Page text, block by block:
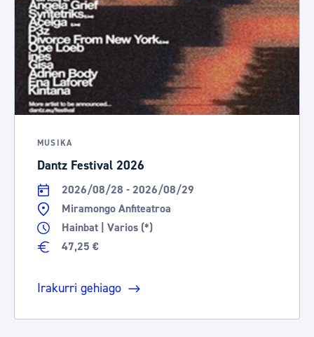
MUSIKA
Dantz Festival 2026
2026/08/28 - 2026/08/29
Miramongo Anfiteatroa
Hainbat | Varios (*)
47,25 €
Irakurri gehiago